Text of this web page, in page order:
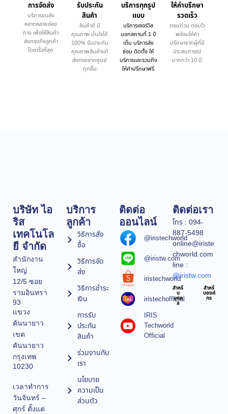
การจัดส่ง
บริการขนส่ง
หลากหลายช่อง
ทาง เพื่อให้สินค้า
ส่งตรงถึงลูกค้า
โดยเร็วที่สุด
รับประกัน
สินค้า
สินค้าดี มี
คุณภาพ มั่นใจได้
100% รับประกัน
คุณภาพสินค้าแท้
ส่งตรงจากศูนย์
ทุกชิ้น
บริการทุกรูป
แบบ
บริการเซอร์วิส
นอกสถานที่ 1 ปี
เต็ม บริการส่ง
ซ่อม ติดตั้ง ให้
บริการและรวมถึง
ให้คำปรึกษาฟรี
ให้คำบรึกษา
รวดเร็ว
ตอบด่วน ตอบไว
พร้อมให้คำ
ปรึกษาจากผู้ที่มี
ประสบการณ์
มากกว่า 10 ปี
บริษัท ไอ
ริส
เทคโนโล
ยี จำกัด
สำนักงาน
ใหญ่
12/5 ซอย
รามอินทรา
93
แขวง
คันนายาว
เขต
คันนายาว
กรุงเทพ
10230
เวลาทำการ
วันจันทร์ –
ศุกร์ ตั้งแต่
บริการ
ลูกค้า
วิธีการสั่ง
ซื้อ
วิธีการจัด
ส่ง
วิธีการชำระ
เงิน
การรับ
ประกัน
สินค้า
ร่วมงานกับ
เรา
นโยบาย
ความเป็น
ส่วนตัว
ติดต่อ
ออนไลน์
@iristechworld
@iristw.com
iristechworld
iristechofficial
IRIS
Techworld
Official
ติดต่อเรา
โทร : 094-
887-5498
online@iriste
chworld.com
line :
@iristw.com
สำหรั
บ
บุคค
ล
สำหรั
บองค์
กร